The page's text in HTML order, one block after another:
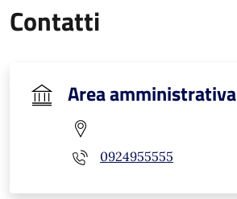
Contatti
Area amministrativa
0924955555